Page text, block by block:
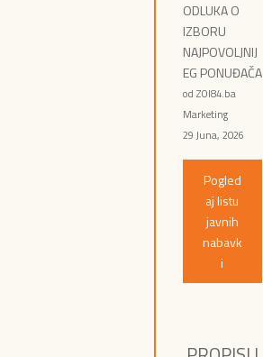
ODLUKA O
IZBORU
NAJPOVOLJNIJ
EG PONUĐAČA
od ZOI84.ba
Marketing
29 Juna, 2026
Pogled
aj listu
javnih
nabavk
i